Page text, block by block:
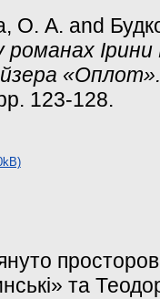
О. А. and
романах
«Оплот».
123-128.
та